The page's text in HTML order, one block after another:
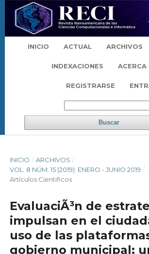
INICIO ACTUAL ARCHIVOS
INDEXACIONES ACERCA
REGISTRARSE
Buscar
INICIO / ARCHIVOS /
VOL. 8 NÚM. 15 (2019): ENERO - JUNIO 2019 /
Artículos Cientificos
EvaluaciÃ³n de
impulsan en el
uso de las
gobierno municipal: